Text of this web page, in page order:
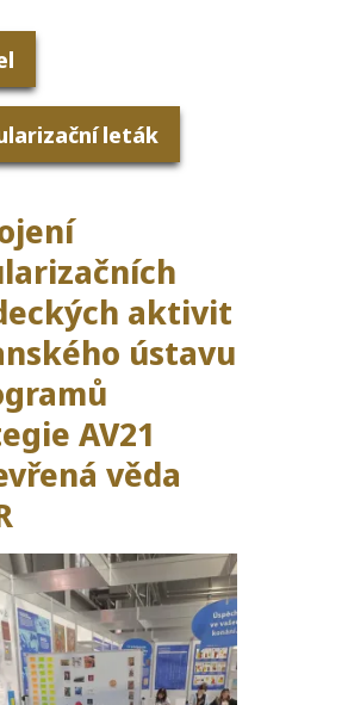
leták
aktivit
ústavu
AV21
věda